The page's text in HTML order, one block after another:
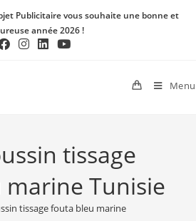
Publicitaire vous souhaite une bonne et
année 2026 !
Menu
tissage
Tunisie
tissage fouta bleu marine